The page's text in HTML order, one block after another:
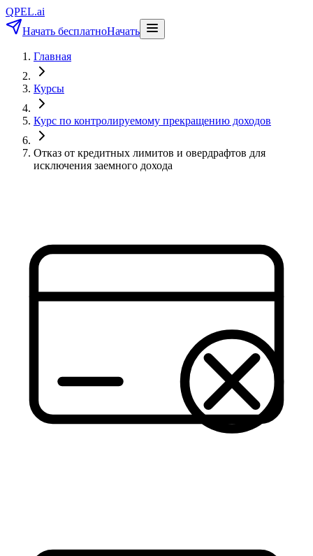
QPEL.ai
Начать бесплатноНачать
Главная
Курсы
Курс по контролируемому прекращению доходов
Отказ от кредитных лимитов и овердрафтов для
исключения заемного дохода